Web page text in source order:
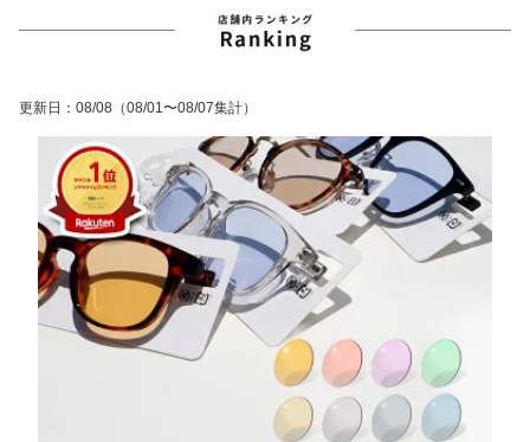
更新日 ： 08/08 （08/01〜08/07集計）